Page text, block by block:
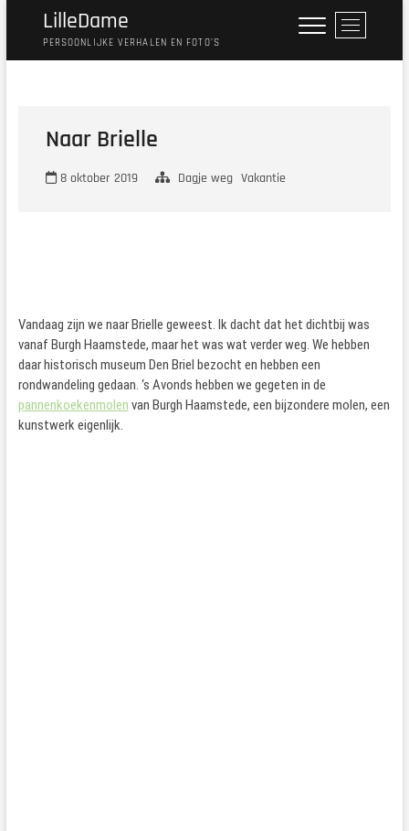
LilleDame
PERSOONLIJKE VERHALEN EN FOTO'S
M
e
n
Naar Brielle
8 oktober 2019 Dagje weg Vakantie
Vandaag zijn we naar Brielle geweest. Ik dacht dat het dichtbij was
vanaf Burgh Haamstede, maar het was wat verder weg. We hebben
daar historisch museum Den Briel bezocht en hebben een
rondwandeling gedaan. ‘s Avonds hebben we gegeten in de
pannenkoekenmolen van Burgh Haamstede, een bijzondere molen, een
kunstwerk eigenlijk.